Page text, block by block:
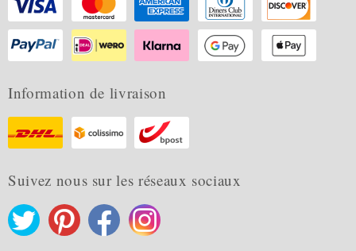
Information de livraison
Suivez nous sur les réseaux sociaux